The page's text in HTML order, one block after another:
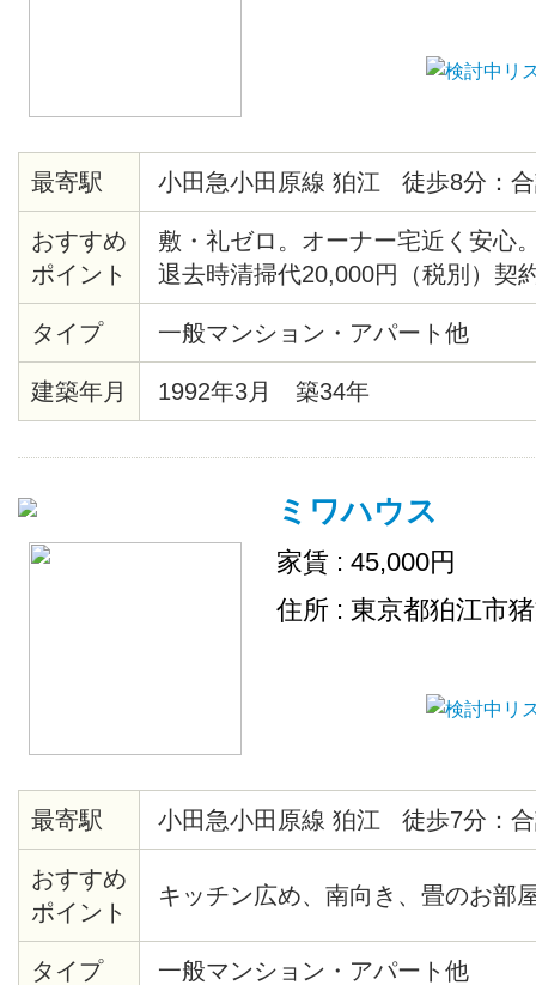
最寄駅 小田急小田原線 狛江 徒歩8分：
おすすめ
ポイント
敷・礼ゼロ。オーナー宅近く安心
退去時清掃代20,000円（税別）契
タイプ 一般マンション・アパート他
建築年月 1992年3月 築34年
ミワハウス
家賃 : 45,000円
住所 : 東京都狛江市
最寄駅 小田急小田原線 狛江 徒歩7分：
おすすめ
ポイント
キッチン広め、南向き、畳のお部
タイプ 一般マンション・アパート他